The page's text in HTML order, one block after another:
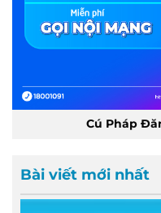
Cú Pháp
Bài viết mới nhất